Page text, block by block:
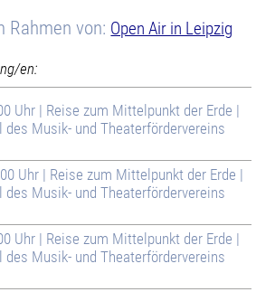
Rahmen von: Open Air in Leipzig
en:
Uhr | Reise zum Mittelpunkt der Erde |
Musik- und Theaterfördervereins
Uhr | Reise zum Mittelpunkt der Erde |
Musik- und Theaterfördervereins
Uhr | Reise zum Mittelpunkt der Erde |
Musik- und Theaterfördervereins